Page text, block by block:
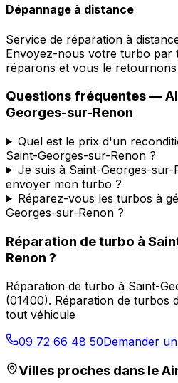
Dépannage à distance
Service de réparation à
Envoyez-nous votre turbo par
réparons et vous le retournons
Questions fréquentes —
Georges-sur-Renon
Quel est le prix d'un
Saint-Georges-sur-Renon ?
Je suis à Saint-Georges-
envoyer mon turbo ?
Réparez-vous les turbos à
Georges-sur-Renon ?
Réparation de turbo à
Renon ?
Réparation de turbo à Saint-
(01400). Réparation de turbos
tout véhicule
09 72 66 48 50Demander
Villes proches dans le